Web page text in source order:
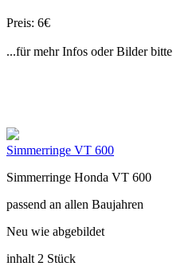
Preis: 6€
...für mehr Infos oder Bilder bitte
Simmerringe VT 600
Simmerringe Honda VT 600
passend an allen Baujahren
Neu wie abgebildet
inhalt 2 Stück